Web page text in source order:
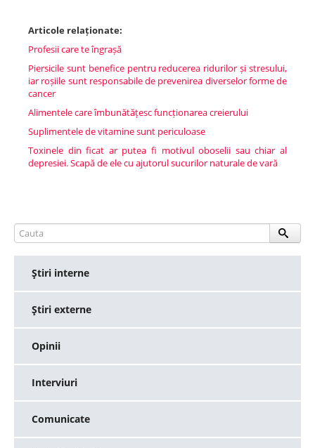
Articole relaționate:
Profesii care te îngrașă
Piersicile sunt benefice pentru reducerea ridurilor și stresului,
iar roșiile sunt responsabile de prevenirea diverselor forme de
cancer
Alimentele care îmbunătățesc funcționarea creierului
Suplimentele de vitamine sunt periculoase
Toxinele din ficat ar putea fi motivul oboselii sau chiar al
depresiei. Scapă de ele cu ajutorul sucurilor naturale de vară
Ştiri interne
Ştiri externe
Opinii
Interviuri
Comunicate